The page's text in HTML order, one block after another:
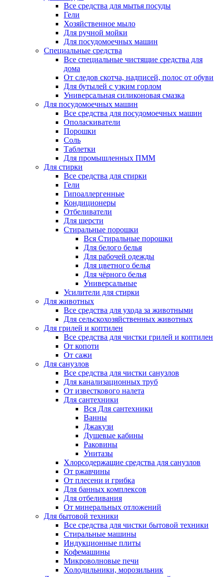
Все средства для мытья посуды
Гели
Хозяйственное мыло
Для ручной мойки
Для посудомоечных машин
Специальные средства
Все специальные чистящие средства для
дома
От следов скотча, надписей, полос от обуви
Для бутылей с узким горлом
Универсальная силиконовая смазка
Для посудомоечных машин
Все средства для посудомоечных машин
Ополаскиватели
Порошки
Соль
Таблетки
Для промышленных ПММ
Для стирки
Все средства для стирки
Гели
Гипоаллергенные
Кондиционеры
Отбеливатели
Для шерсти
Стиральные порошки
Вся Стиральные порошки
Для белого белья
Для рабочей одежды
Для цветного белья
Для чёрного белья
Универсальные
Усилители для стирки
Для животных
Все средства для ухода за животными
Для сельскохозяйственных животных
Для грилей и коптилен
Все средства для чистки грилей и коптилен
От копоти
От сажи
Для санузлов
Все средства для чистки санузлов
Для канализационных труб
От известкового налета
Для сантехники
Вся Для сантехники
Ванны
Джакузи
Душевые кабины
Раковины
Унитазы
Хлорсодержащие средства для санузлов
От ржавчины
От плесени и грибка
Для банных комплексов
Для отбеливания
От минеральных отложений
Для бытовой техники
Все средства для чистки бытовой техники
Стиральные машины
Индукционные плиты
Кофемашины
Микроволновые печи
Холодильники, морозильник